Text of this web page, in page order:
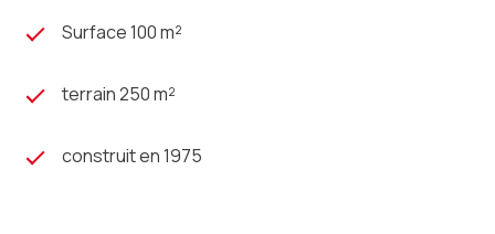
Surface 100 m²
terrain 250 m²
construit en 1975